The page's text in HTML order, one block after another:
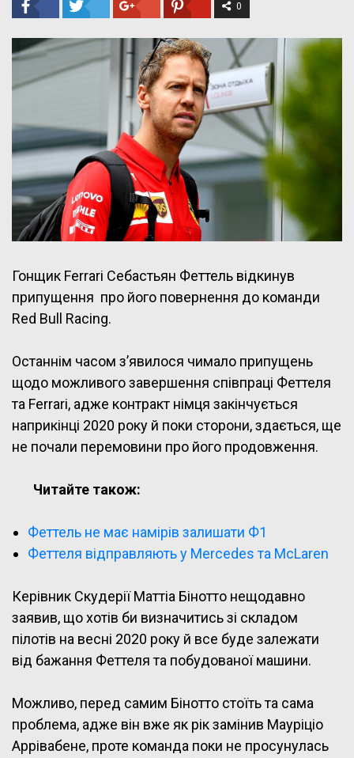
0
Гонщик Ferrari Себастьян Феттель відкинув
припущення про його повернення до команди
Red Bull Racing.
Останнім часом з’явилося чимало припущень
щодо можливого завершення співпраці Феттеля
та Ferrari, адже контракт німця закінчується
наприкінці 2020 року й поки сторони, здається, ще
не почали перемовини про його продовження.
Читайте також:
Феттель не має намірів залишати Ф1
Феттеля відправляють у Mercedes та McLaren
Керівник Скудерії Маттіа Бінотто нещодавно
заявив, що хотів би визначитись зі складом
пілотів на весні 2020 року й все буде залежати
від бажання Феттеля та побудованої машини.
Можливо, перед самим Бінотто стоїть та сама
проблема, адже він вже як рік замінив Мауріціо
Аррівабене, проте команда поки не просунулась